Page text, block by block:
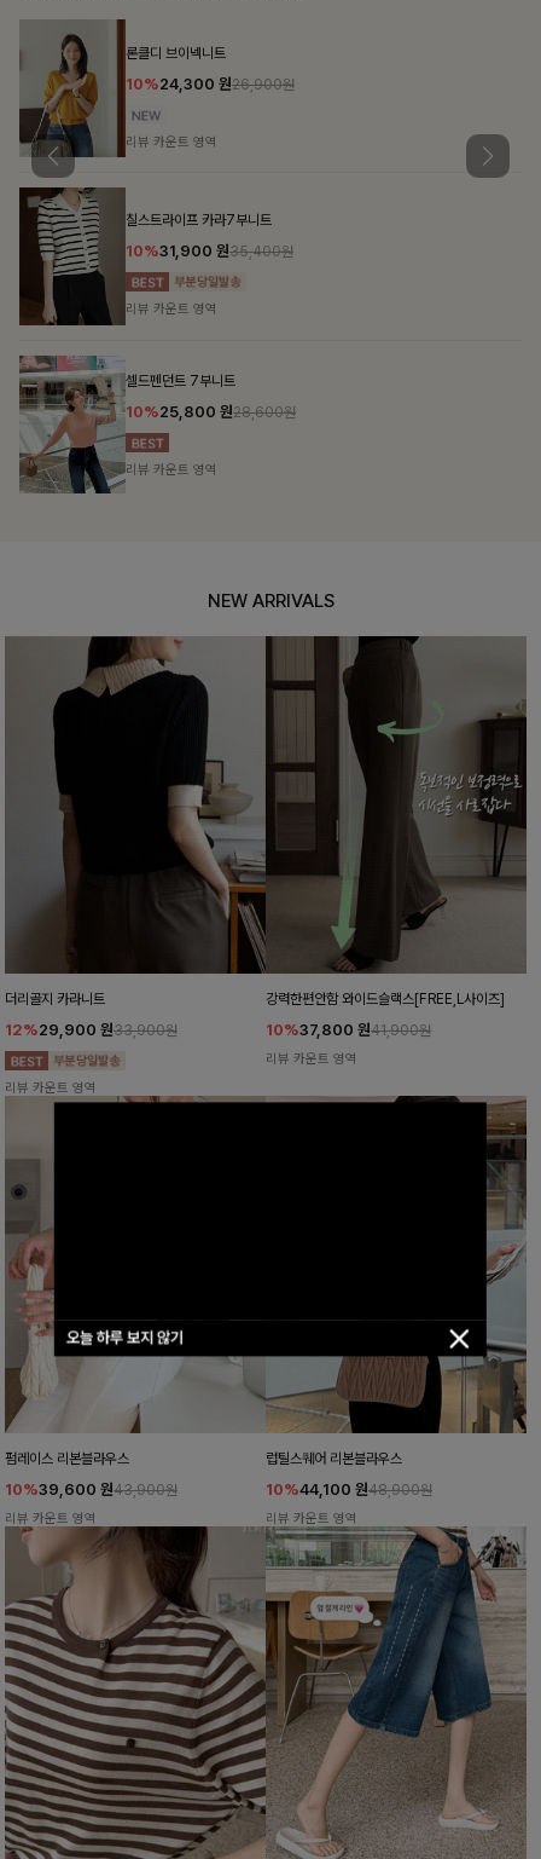
오늘 하루 보지 않기
론클디 브이넥니트
10%24,300 원26,900원
리뷰 카운트 영역
칠스트라이프 카라7부니트
10%31,900 원35,400원
리뷰 카운트 영역
셀드펜던트 7부니트
10%25,800 원28,600원
리뷰 카운트 영역
NEW ARRIVALS
더리골지 카라니트
12%29,900 원33,900원
리뷰 카운트 영역
강력한편안함 와이드슬랙스[FREE,L사이즈]
10%37,800 원41,900원
리뷰 카운트 영역
펌레이스 리본블라우스
10%39,600 원43,900원
리뷰 카운트 영역
럽틸스퀘어 리본블라우스
10%44,100 원48,900원
리뷰 카운트 영역